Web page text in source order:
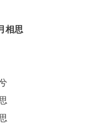
相思